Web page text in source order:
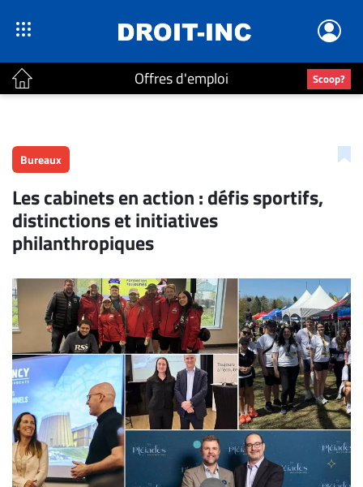
Offres d'emploi Scoop?
Accueil
Continu
Nominations
Bureaux
Conseillers
Juridiques
Campus
Carrière
Archives
CARRIÈRE
ET
EMPLOIS
Bureaux
Les cabinets en action : défis sportifs,
distinctions et initiatives
philanthropiques